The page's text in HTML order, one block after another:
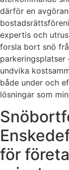
därför en
expertis och
forsla bort snö
undvika
både under och
lösningar som
för